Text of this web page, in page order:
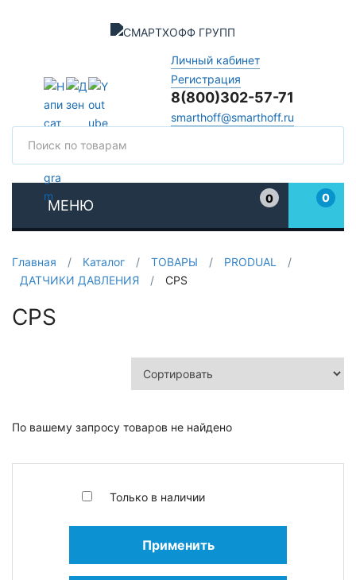
Личный кабинет
Регистрация
8(800)302-57-71
smarthoff@smarthoff.ru
МЕНЮ
0
0
Главная / Каталог / ТОВАРЫ / PRODUAL
/
ДАТЧИКИ ДАВЛЕНИЯ
/ CPS
Только в наличии
Применить
CPS
По вашему запросу товаров не найдено